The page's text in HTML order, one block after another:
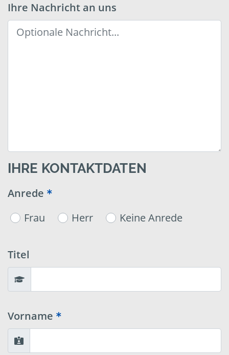
Ihre Nachricht an uns
IHRE KONTAKTDATEN
Anrede
Frau
Herr Keine Anrede
Titel
Vorname